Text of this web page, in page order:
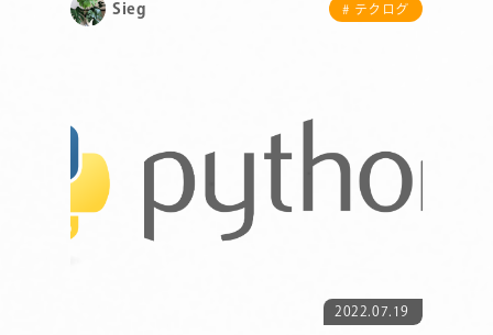
Sieg # テクログ
2022.07.19